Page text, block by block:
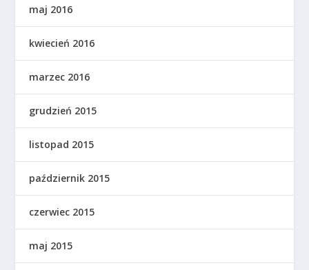
maj 2016
kwiecień 2016
marzec 2016
grudzień 2015
listopad 2015
październik 2015
czerwiec 2015
maj 2015